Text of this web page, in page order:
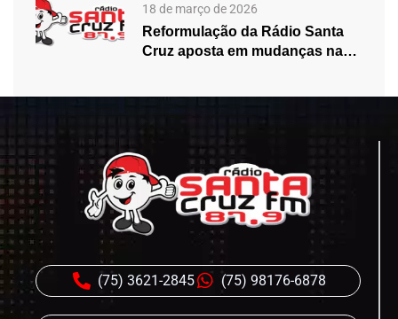
18 de março de 2026
Reformulação da Rádio Santa
Cruz aposta em mudanças na
(75) 3621-2845 (75) 98176-6878